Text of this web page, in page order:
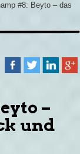
#8: Beyto – das
–
und